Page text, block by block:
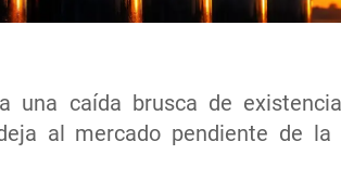
una caída brusca de
al mercado pendiente de la